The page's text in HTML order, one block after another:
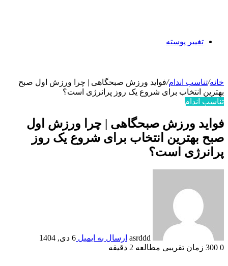
تغییر پوسته
خانه/تناسب اندام/فواید ورزش صبحگاهی | چرا ورزش اول صبح
بهترین انتخاب برای شروع یک روز پرانرژی است؟
تناسب اندام
فواید ورزش صبحگاهی | چرا ورزش اول
صبح بهترین انتخاب برای شروع یک روز
پرانرژی است؟
asrddd ارسال به ایمیل 6 دی, 1404
0
زمان تقریبی مطالعه 2 دقیقه